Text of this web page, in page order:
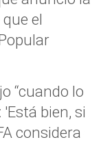
el
“cuando lo
bien, si
considera